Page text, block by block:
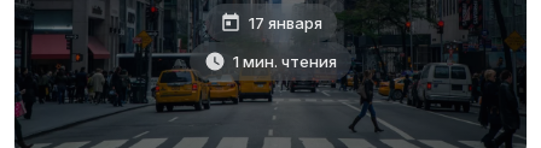
17 января
1 мин. чтения